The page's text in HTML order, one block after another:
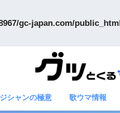
gc-japan.com/
シャンの極意 歌ウマ情報